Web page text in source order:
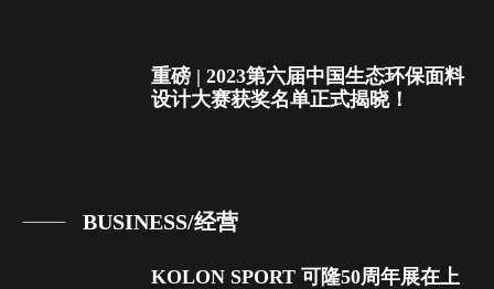
重磅 | 2023第六届中国生态环保面料
设计大赛获奖名单正式揭晓！
BUSINESS/经营
KOLON SPORT 可隆50周年展在上